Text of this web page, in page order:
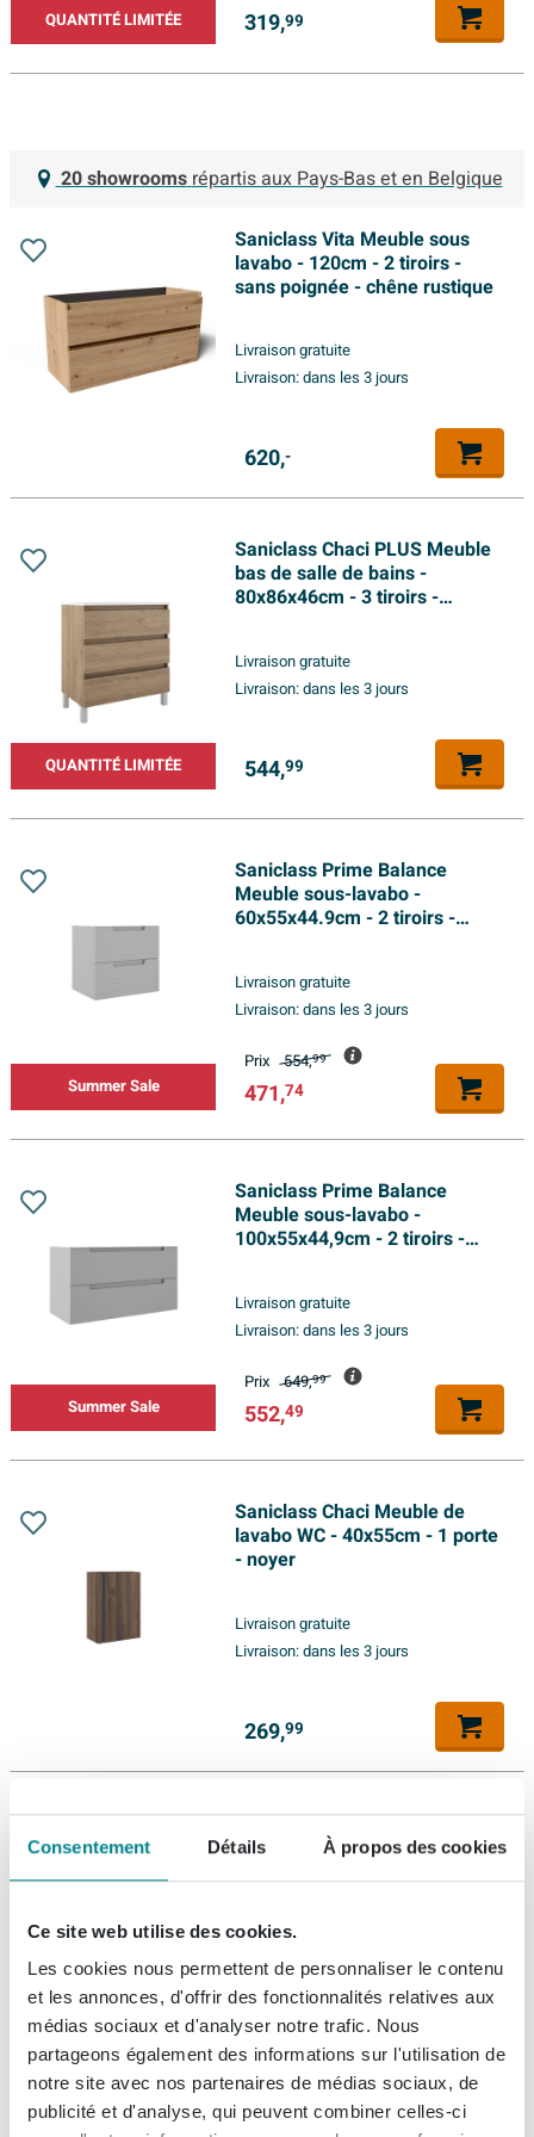
Consentement Détails À propos des cookies
Ce site web utilise des cookies.
Les cookies nous permettent de personnaliser le contenu
et les annonces, d'offrir des fonctionnalités relatives aux
médias sociaux et d'analyser notre trafic. Nous
partageons également des informations sur l'utilisation de
notre site avec nos partenaires de médias sociaux, de
publicité et d'analyse, qui peuvent combiner celles-ci
QUANTITÉ LIMITÉE 319,99
Saniclass Vita Meuble sous
lavabo - 120cm - 2 tiroirs -
sans poignée - chêne rustique
Livraison gratuite
Livraison:dans les 3 jours
620,-
QUANTITÉ LIMITÉE
Saniclass Chaci PLUS Meuble
bas de salle de bains -
80x86x46cm - 3 tiroirs -
Livraison gratuite
Livraison:dans les 3 jours
544,99
Summer Sale
Saniclass Prime Balance
Meuble sous-lavabo -
60x55x44.9cm - 2 tiroirs -
Livraison gratuite
Livraison:dans les 3 jours
Prix 554,99
471,74
Summer Sale
Saniclass Prime Balance
Meuble sous-lavabo -
100x55x44,9cm - 2 tiroirs -
Livraison gratuite
Livraison:dans les 3 jours
Prix 649,99
552,49
Saniclass Chaci Meuble de
lavabo WC - 40x55cm - 1 porte
- noyer
Livraison gratuite
Livraison:dans les 3 jours
269,99
Saniclass Prime Balance
Meuble sous lavabo -
Noyer
Livraison gratuite
Livraison:dans les 3 jours
554,99
20 showroomsrépartis aux Pays-Bas et en Belgique